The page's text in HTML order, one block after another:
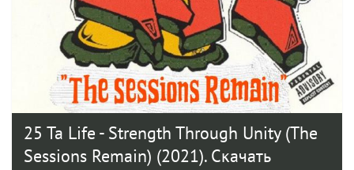
25 Ta Life - Strength Through Unity (The
Sessions Remain) (2021). Скачать